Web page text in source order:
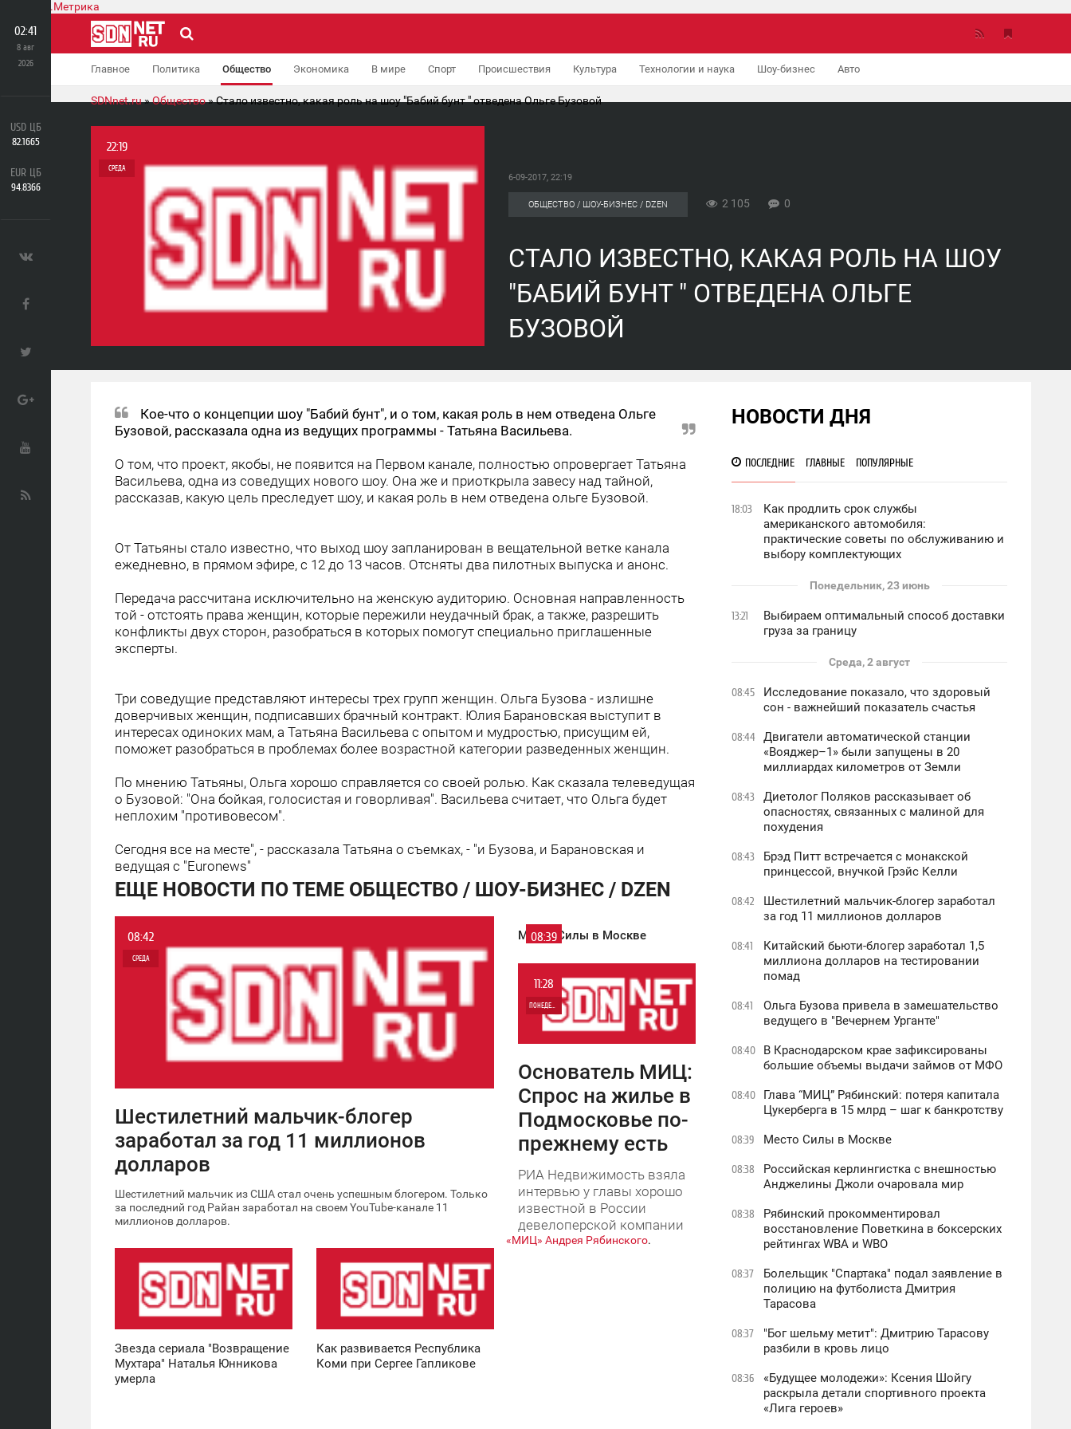
Главное Политика Общество Экономика В мире Спорт Происшествия Культура Технологии и наука Шоу-бизнес Авто
02:41
8 авг
2026
USD ЦБ
82.1665
EUR ЦБ
94.8366
SDNnet.ru»Общество» Стало известно, какая роль на шоу "Бабий бунт " отведена Ольге Бузовой
22:19
СРЕДА
6-09-2017, 22:19
ОБЩЕСТВО / ШОУ-БИЗНЕС / DZEN 2 105 0
СТАЛО ИЗВЕСТНО, КАКАЯ РОЛЬ НА ШОУ
"БАБИЙ БУНТ " ОТВЕДЕНА ОЛЬГЕ
БУЗОВОЙ
Кое-что о концепции шоу "Бабий бунт", и о том, какая роль в нем отведена Ольге
Бузовой, рассказала одна из ведущих программы - Татьяна Васильева.
О том, что проект, якобы, не появится на Первом канале, полностью опровергает Татьяна
Васильева, одна из соведущих нового шоу. Она же и приоткрыла завесу над тайной,
рассказав, какую цель преследует шоу, и какая роль в нем отведена ольге Бузовой.
От Татьяны стало известно, что выход шоу запланирован в вещательной ветке канала
ежедневно, в прямом эфире, с 12 до 13 часов. Отсняты два пилотных выпуска и анонс.
Передача рассчитана исключительно на женскую аудиторию. Основная направленность
той - отстоять права женщин, которые пережили неудачный брак, а также, разрешить
конфликты двух сторон, разобраться в которых помогут специально приглашенные
эксперты.
Три соведущие представляют интересы трех групп женщин. Ольга Бузова - излишне
доверчивых женщин, подписавших брачный контракт. Юлия Барановская выступит в
интересах одиноких мам, а Татьяна Васильева с опытом и мудростью, присущим ей,
поможет разобраться в проблемах более возрастной категории разведенных женщин.
По мнению Татьяны, Ольга хорошо справляется со своей ролью. Как сказала телеведущая
о Бузовой: "Она бойкая, голосистая и говорливая". Васильева считает, что Ольга будет
неплохим "противовесом".
Сегодня все на месте", - рассказала Татьяна о съемках, - "и Бузова, и Барановская и
ведущая с "Еuronews"
ЕЩЕ НОВОСТИ ПО ТЕМЕ ОБЩЕСТВО / ШОУ-БИЗНЕС / DZEN
08:42
СРЕДА
Шестилетний мальчик-блогер
заработал за год 11 миллионов
долларов
Шестилетний мальчик из США стал очень успешным блогером. Только
за последний год Райан заработал на своем YouTube-канале 11
миллионов долларов.
Звезда сериала "Возвращение
Мухтара" Наталья Юнникова
умерла
19:18
Как развивается Республика
Коми при Сергее Гапликове
08:39
7 528
Место Силы в Москве
11:28
ПОНЕДЕЛЬНИК
5 734
Основатель МИЦ:
Спрос на жилье в
Подмосковье по-
прежнему есть
РИА Недвижимость взяла
интервью у главы хорошо
известной в России
девелоперской компании
«МИЦ» Андрея Рябинского.
НОВОСТИ ДНЯ
ПОСЛЕДНИЕ ГЛАВНЫЕ ПОПУЛЯРНЫЕ
18:03
Как продлить срок службы
американского автомобиля:
практические советы по обслуживанию и
выбору комплектующих
Понедельник, 23 июнь
13:21
Выбираем оптимальный способ доставки
груза за границу
Среда, 2 август
08:45
Исследование показало, что здоровый
сон - важнейший показатель счастья
08:44
Двигатели автоматической станции
«Вояджер–1» были запущены в 20
миллиардах километров от Земли
08:43
Диетолог Поляков рассказывает об
опасностях, связанных с малиной для
похудения
08:43
Брэд Питт встречается с монакской
принцессой, внучкой Грэйс Келли
08:42
Шестилетний мальчик-блогер заработал
за год 11 миллионов долларов
08:41
Китайский бьюти-блогер заработал 1,5
миллиона долларов на тестировании
помад
08:41
Ольга Бузова привела в замешательство
ведущего в "Вечернем Урганте"
08:40
В Краснодарском крае зафиксированы
большие объемы выдачи займов от МФО
08:40
Глава “МИЦ” Рябинский: потеря капитала
Цукерберга в 15 млрд – шаг к банкротству
08:39 Место Силы в Москве
08:38
Российская керлингистка с внешностью
Анджелины Джоли очаровала мир
08:38
Рябинский прокомментировал
восстановление Поветкина в боксерских
рейтингах WBA и WBO
08:37
Болельщик "Спартака" подал заявление в
полицию на футболиста Дмитрия
Тарасова
08:37
"Бог шельму метит": Дмитрию Тарасову
разбили в кровь лицо
08:36
«Будущее молодежи»: Ксения Шойгу
раскрыла детали спортивного проекта
«Лига героев»